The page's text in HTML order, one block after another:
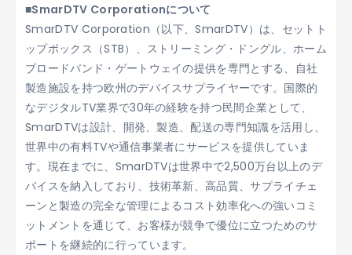
■SmarDTV Corporationについて
SmarDTV Corporation（以下、SmarDTV）は、セットト
ップボックス（STB）、ストリーミング・ドングル、ホーム
ブロードバンド・ゲートウェイの提供を専門とする、自社
製造施設を持つ欧州のデバイスサプライヤーです。国際的
なデジタルTV業界で30年の経験を持つ民間企業として、
SmarDTVは設計、開発、製造、配送の専門知識を活用し、
世界中の有料TVや通信事業者にサービスを提供していま
す。現在までに、SmarDTVは世界中で2,500万台以上のデ
バイスを納入しており、技術革新、高品質、サプライチェ
ーンと製造の完全な管理によるコスト効率化への強いコミ
ットメントを通じて、お客様が競争で優位に立つためのサ
ポートを継続的に行っています。